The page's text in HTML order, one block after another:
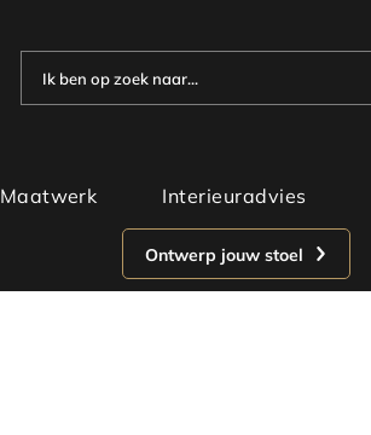
Ik ben op zoek naar...
Maatwerk Interieuradvies
Ontwerp jouw stoel